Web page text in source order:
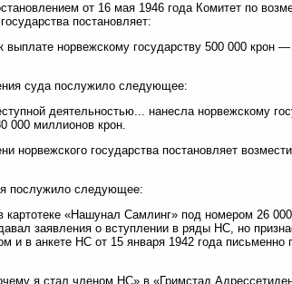
от 16 мая 1946 года Комитет по
постановляет:
выплате норвежскому государству 500 000
суда послужило следующее:
деятельностью... нанесла норвежскому
000 миллионов крон.
норвежского государства постановляет
послужило следующее:
картотеке «Нашунал Самлинг» под номером 26
заявления о вступлении в ряды НС, но
и в анкете НС от 15 января 1942 года
я стал членом НС» в «Гримстад